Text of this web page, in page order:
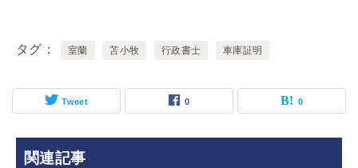
タグ 室蘭 苫小牧 行政書士 車庫証明
Tweet 0 0
関連記事